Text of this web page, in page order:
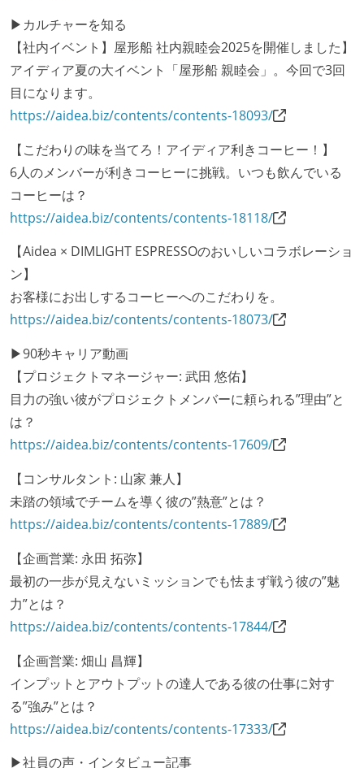
全てのコードをバージョン管理ツールで管理している
各メンバーが実装したコードのマージは Pull Request
ベースで行われる
自動（＝システム化され、1コマンドで実行できる）
ビルド、自動デプロイ環境が整備されている
Code）の環境が整備されている
オープンな情報共有
KPI などチームの目標・実績値について、メンバーの
誰もがいつでも閲覧可能になっている
労働環境の自由度
フレックスタイム制または裁量労働制を採用している
メンバーの多様性
外国籍の開発メンバーがいる
待遇・福利厚生
入社時には、各自希望のスペックの PC やディスプレ
職業安定法に対応する記載事項
受動喫煙防止措置：屋内禁煙
▶カルチャーを知る
【社内イベント】屋形船 社内親睦会2025を開催しました】
アイディア夏の大イベント「屋形船 親睦会」。今回で3回
目になります。
https://aidea.biz/contents/contents-18093/
【こだわりの味を当てろ！アイディア利きコーヒー！】
6人のメンバーが利きコーヒーに挑戦。いつも飲んでいる
コーヒーは？
https://aidea.biz/contents/contents-18118/
【Aidea × DIMLIGHT ESPRESSOのおいしいコラボレーショ
ン】
お客様にお出しするコーヒーへのこだわりを。
https://aidea.biz/contents/contents-18073/
▶90秒キャリア動画
【プロジェクトマネージャー: 武田 悠佑】
目力の強い彼がプロジェクトメンバーに頼られる”理由”と
は？
https://aidea.biz/contents/contents-17609/
【コンサルタント: 山家 兼人】
未踏の領域でチームを導く彼の”熱意”とは？
https://aidea.biz/contents/contents-17889/
【企画営業: 永田 拓弥】
最初の一歩が見えないミッションでも怯まず戦う彼の”魅
力”とは？
https://aidea.biz/contents/contents-17844/
【企画営業: 畑山 昌輝】
インプットとアウトプットの達人である彼の仕事に対す
る”強み”とは？
https://aidea.biz/contents/contents-17333/
▶社員の声・インタビュー記事